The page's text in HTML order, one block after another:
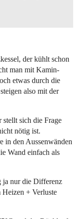
der kühlt schon
man mit Kamin-
etwas durch die
also mit der
sich die Frage
nötig ist.
in den Aussenwänden
Wand einfach als
ja nur die Differenz
+ Verluste